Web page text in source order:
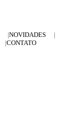
NOVIDADES
CONTATO